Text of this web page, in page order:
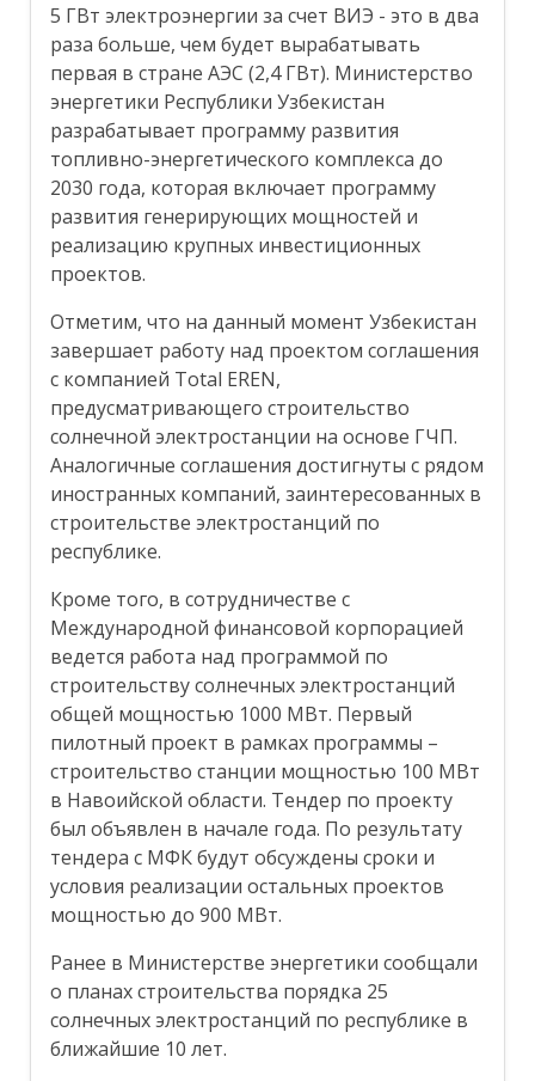
5 ГВт электроэнергии за счет ВИЭ - это в два
раза больше, чем будет вырабатывать
первая в стране АЭС (2,4 ГВт). Министерство
энергетики Республики Узбекистан
разрабатывает программу развития
топливно-энергетического комплекса до
2030 года, которая включает программу
развития генерирующих мощностей и
реализацию крупных инвестиционных
проектов.
Отметим, что на данный момент Узбекистан
завершает работу над проектом соглашения
с компанией Total EREN,
предусматривающего строительство
солнечной электростанции на основе ГЧП.
Аналогичные соглашения достигнуты с рядом
иностранных компаний, заинтересованных в
строительстве электростанций по
республике.
Кроме того, в сотрудничестве с
Международной финансовой корпорацией
ведется работа над программой по
строительству солнечных электростанций
общей мощностью 1000 МВт. Первый
пилотный проект в рамках программы –
строительство станции мощностью 100 МВт
в Навоийской области. Тендер по проекту
был объявлен в начале года. По результату
тендера с МФК будут обсуждены сроки и
условия реализации остальных проектов
мощностью до 900 МВт.
Ранее в Министерстве энергетики сообщали
о планах строительства порядка 25
солнечных электростанций по республике в
ближайшие 10 лет.